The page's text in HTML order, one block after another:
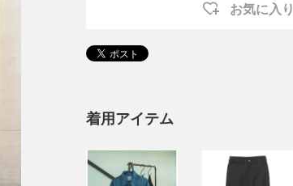
お気に入り
着用アイテム